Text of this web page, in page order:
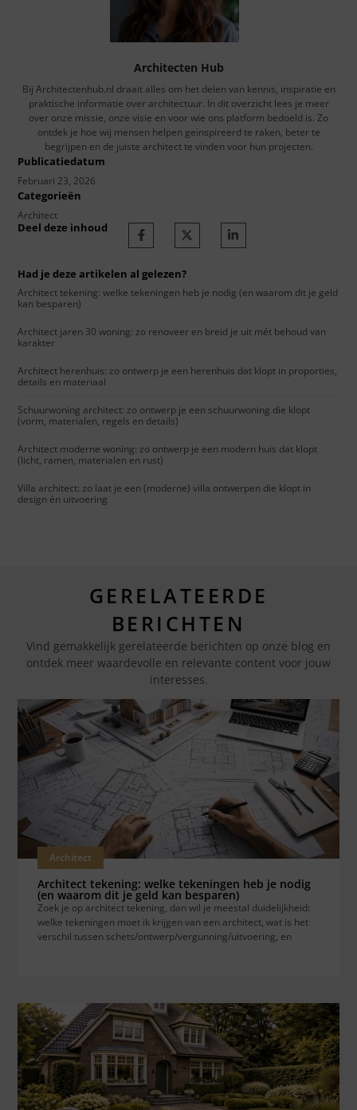
Architecten Hub
Bij Architectenhub.nl draait alles om het delen van kennis, inspiratie en
praktische informatie over architectuur. In dit overzicht lees je meer
over onze missie, onze visie en voor wie ons platform bedoeld is. Zo
ontdek je hoe wij mensen helpen geïnspireerd te raken, beter te
begrijpen en de juiste architect te vinden voor hun projecten.
Publicatiedatum
Februari 23, 2026
Categorieën
Architect
Deel deze inhoud
Had je deze artikelen al gelezen?
Architect tekening: welke tekeningen heb je nodig (en waarom dit je geld
kan besparen)
Architect jaren 30 woning: zo renoveer en breid je uit mét behoud van
karakter
Architect herenhuis: zo ontwerp je een herenhuis dat klopt in proporties,
details en materiaal
Schuurwoning architect: zo ontwerp je een schuurwoning die klopt
(vorm, materialen, regels en details)
Architect moderne woning: zo ontwerp je een modern huis dat klopt
(licht, ramen, materialen en rust)
Villa architect: zo laat je een (moderne) villa ontwerpen die klopt in
design én uitvoering
GERELATEERDE
BERICHTEN
Vind gemakkelijk gerelateerde berichten op onze blog en
ontdek meer waardevolle en relevante content voor jouw
interesses.
Architect
Architect tekening: welke tekeningen heb je nodig
(en waarom dit je geld kan besparen)
Zoek je op architect tekening, dan wil je meestal duidelijkheid:
welke tekeningen moet ik krijgen van een architect, wat is het
verschil tussen schets/ontwerp/vergunning/uitvoering, en